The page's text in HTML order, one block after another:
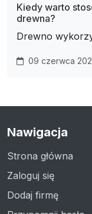
Kiedy warto
drewna?
Drewno
09 czerwca
Nawigacja
Strona główna
Zaloguj się
Dodaj firmę